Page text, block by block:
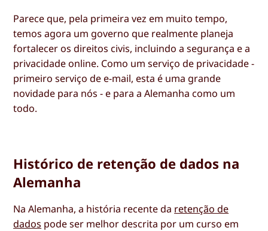
Parece que, pela primeira vez em muito tempo,
temos agora um governo que realmente planeja
fortalecer os direitos civis, incluindo a segurança e a
privacidade online. Como um serviço de privacidade -
primeiro serviço de e-mail, esta é uma grande
novidade para nós - e para a Alemanha como um
todo.
Histórico de retenção de dados na
Alemanha
Na Alemanha, a história recente da retenção de
dados pode ser melhor descrita por um curso em